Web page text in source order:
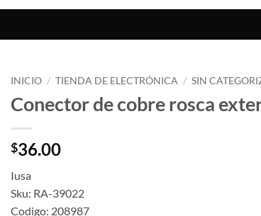
INICIO / TIENDA DE ELECTRÓNICA / SIN
Conector de cobre rosca
$36.00
Iusa
Sku: RA-39022
Codigo: 208987